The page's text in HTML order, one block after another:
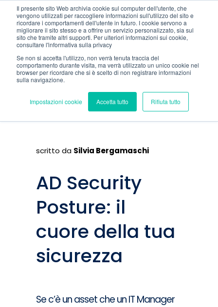
Il presente sito Web archivia cookie sul computer dell'utente, che
vengono utilizzati per raccogliere informazioni sull'utilizzo del sito e
ricordare i comportamenti dell'utente in futuro. I cookie servono a
migliorare il sito stesso e a offrire un servizio personalizzato, sia sul
sito che tramite altri supporti. Per ulteriori informazioni sui cookie,
consultare l'informativa sulla privacy
Se non si accetta l'utilizzo, non verrà tenuta traccia del
comportamento durante visita, ma verrà utilizzato un unico cookie nel
browser per ricordare che si è scelto di non registrare informazioni
sulla navigazione.
Impostazioni cookie Accetta tutto Rifiuta tutto
scritto da Silvia Bergamaschi
AD Security
Posture: il
cuore della tua
sicurezza
Se c’è un asset che un IT Manager